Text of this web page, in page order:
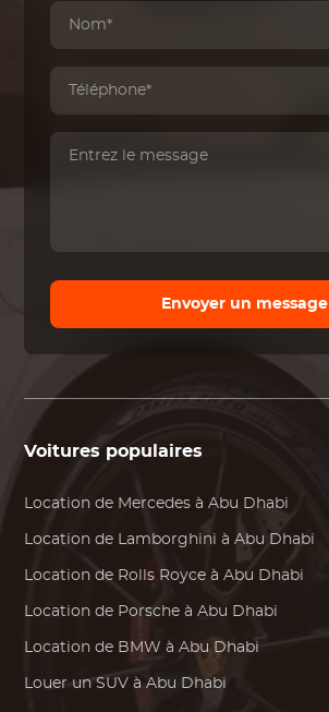
Envoyer un message
Voitures populaires
Location de Mercedes à Abu Dhabi
Location de Lamborghini à Abu Dhabi
Location de Rolls Royce à Abu Dhabi
Location de Porsche à Abu Dhabi
Location de BMW à Abu Dhabi
Louer un SUV à Abu Dhabi